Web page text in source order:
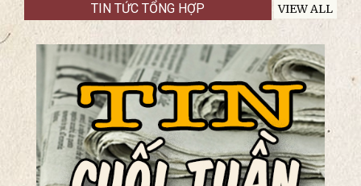
The National Shrine of Our LADY OF
TIN TỨC TỔNG HỢP VIEW ALL